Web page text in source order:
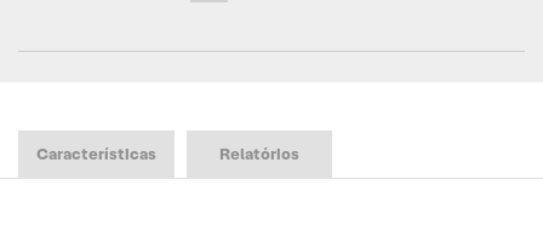
Características Relatórios